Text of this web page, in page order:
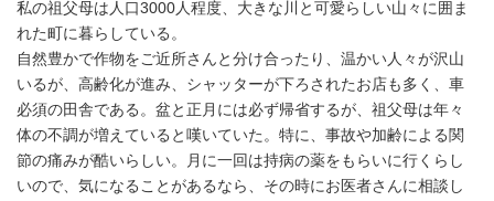
私の祖父母は人口3000人程度、大きな川と可愛らしい山々に囲ま
れた町に暮らしている。
自然豊かで作物をご近所さんと分け合ったり、温かい人々が沢山
いるが、高齢化が進み、シャッターが下ろされたお店も多く、車
必須の田舎である。盆と正月には必ず帰省するが、祖父母は年々
体の不調が増えていると嘆いていた。特に、事故や加齢による関
節の痛みが酷いらしい。月に一回は持病の薬をもらいに行くらし
いので、気になることがあるなら、その時にお医者さんに相談し